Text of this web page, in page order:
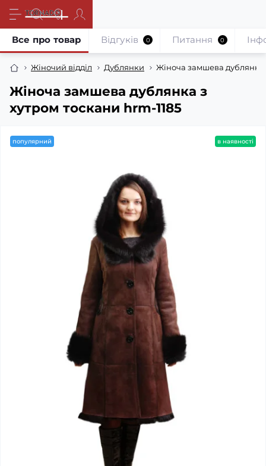
Жіночий відділ Дублянки Жіноча замшева дублянка
Жіноча замшева дублянка з
хутром тоскани hrm-1185
Все про товар Відгуків 0 Питання 0
популярний в наявності